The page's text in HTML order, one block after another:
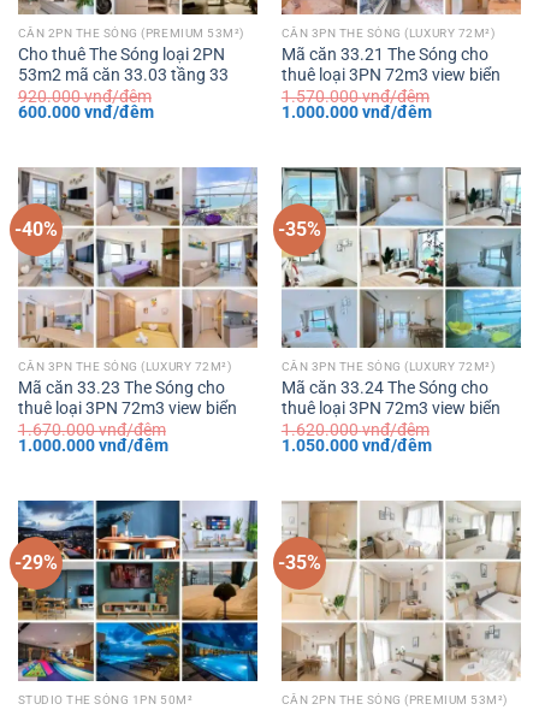
CĂN 2PN THE SÓNG (PREMIUM 53M²)
Cho thuê The Sóng loại 2PN
53m2 mã căn 33.03 tầng 33
920.000vnđ/đêm
Giá
đêm.
600.000vnđ/đêmGiá
600.000 vnđ/
đêm.
CĂN 3PN THE SÓNG (LUXURY 72M²)
Mã căn 33.21 The Sóng cho
thuê loại 3PN 72m3 view biển
1.570.000vnđ/đêm
Giá
đêm.
1.000.000vnđ/đêmGiá
1.000.000
đêm.
-40%
CĂN 3PN THE SÓNG (LUXURY 72M²)
Mã căn 33.23 The Sóng cho
thuê loại 3PN 72m3 view biển
1.670.000vnđ/đêm
Giá
đêm.
1.000.000vnđ/đêmGiá
1.000.000 vnđ/
đêm.
-35%
CĂN 3PN THE SÓNG (LUXURY 72M²)
Mã căn 33.24 The Sóng cho
thuê loại 3PN 72m3 view biển
1.620.000vnđ/đêm
Giá
đêm.
1.050.000vnđ/đêmGiá
1.050.000
đêm.
-29%
STUDIO THE SÓNG 1PN 50M²
-35%
CĂN 2PN THE SÓNG (PREMIUM 53M²)